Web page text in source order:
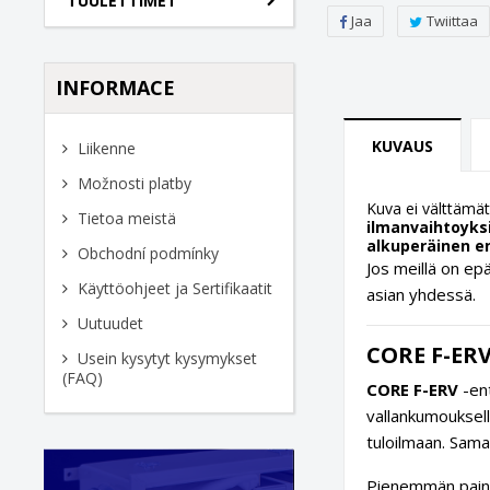
INFORMACE
Liikenne
Možnosti platby
Tietoa meistä
Obchodní podmínky
Käyttöohjeet ja Sertifikaatit
Uutuudet
Usein kysytyt kysymykset
(FAQ)
Jaa Twiittaa
KUVAUS
Kuva ei
alkuperäinen
Jos meillä on
asian yhdessä.
CORE F-
CORE F-ERV-
tuloilmaan.
Pienemmän